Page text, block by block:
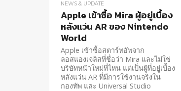
NEWS & UPDATE
Apple เข้าซื้อ Mira ผู้อยู่เบื้อง
หลังแว่น AR ของ Nintendo
World
Apple เข้าซื้อสตาร์ทอัพจาก
ลอสแองเจลิสที่ชื่อว่า Mira และไม่ใช่
บริษัทหน้าใหม่ที่ไหน แต่เป็นผู้ที่อยู่เบื้อง
หลังแว่น AR ที่มีการใช้งานจริงใน
กองทัพ และ Universal Studio